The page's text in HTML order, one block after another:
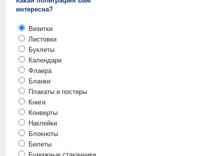
интересна?
Визитки
Листовки
Буклеты
Календари
Флаера
Бланки
Плакаты и постеры
Книги
Конверты
Наклейки
Блокноты
Билеты